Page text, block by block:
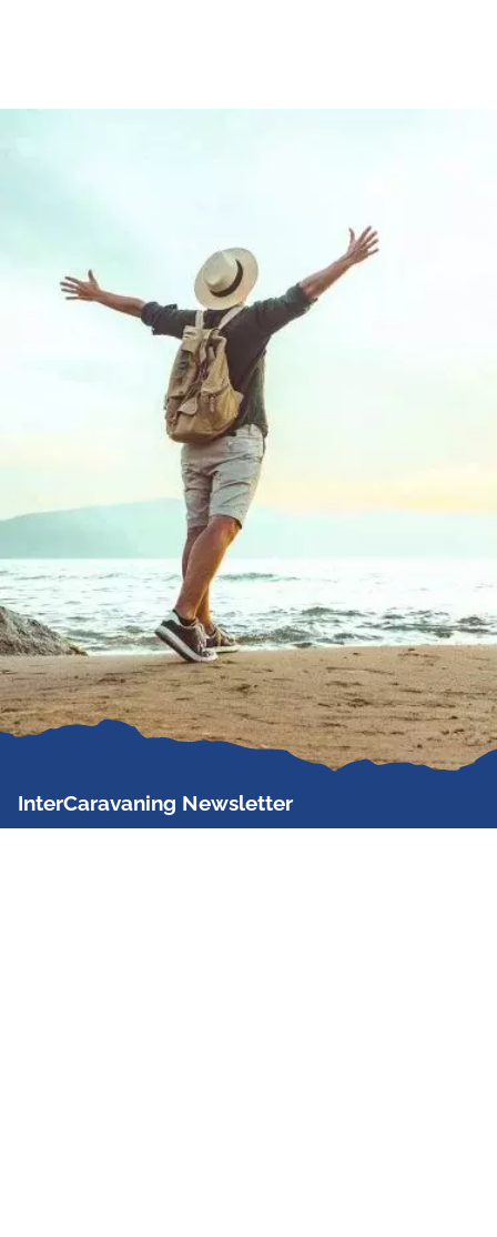
InterCaravaning Newsletter